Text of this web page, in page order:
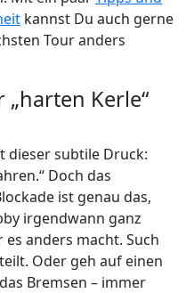
kannst Du auch gerne
Tour anders
„harten Kerle“
dieser subtile Druck:
Doch das
ist genau das,
irgendwann ganz
anders macht. Such
Oder geh auf einen
Bremsen – immer